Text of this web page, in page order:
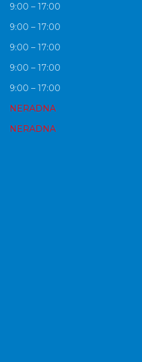
9:00 – 17:00
9:00 – 17:00
9:00 – 17:00
9:00 – 17:00
9:00 – 17:00
NERADNA
NERADNA